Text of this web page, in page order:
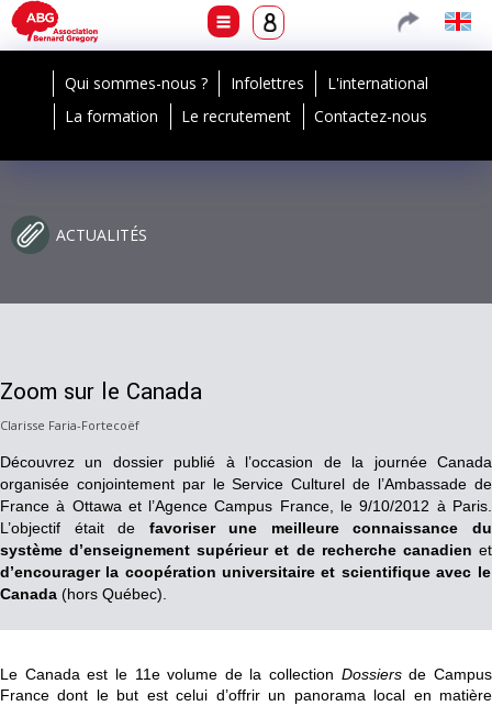
Qui sommes-nous ? Infolettres
L'international
La formation
Le recrutement Contactez-nous
ACTUALITÉS
Zoom sur le Canada
Clarisse Faria-Fortecoëf
Découvrez un dossier publié à l’occasion de la journée Canada
organisée conjointement par le Service Culturel de l’Ambassade de
France à Ottawa et l’Agence Campus France, le 9/10/2012 à Paris.
L’objectif était de favoriser une meilleure connaissance du
système d’enseignement supérieur et de recherche canadien et
d’encourager la coopération universitaire et scientifique avec le
Canada (hors Québec).
Le Canada est le 11e volume de la collection Dossiersde Campus
France dont le but est celui d’offrir un panorama local en matière